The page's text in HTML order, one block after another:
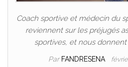
Coach sportive et médecin du
reviennent sur les préjugés
sportives, et nous donnent
Par FANDRESENA